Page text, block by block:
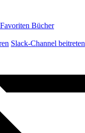
Favoriten Bücher
Slack-Channel beitreten